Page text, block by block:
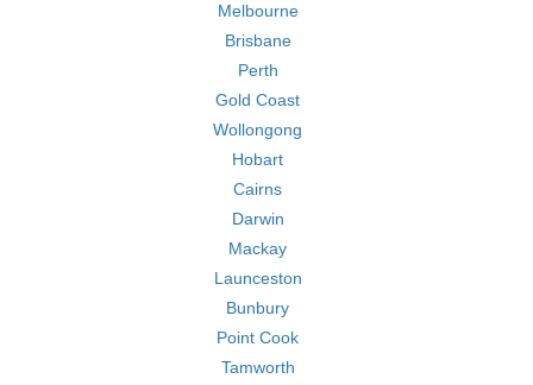
Melbourne
Brisbane
Perth
Gold Coast
Wollongong
Hobart
Cairns
Darwin
Mackay
Launceston
Bunbury
Point Cook
Tamworth